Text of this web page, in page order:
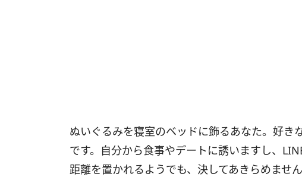
ぬいぐるみを寝室のベッドに飾るあなた。好き
です。自分から食事やデートに誘いますし、
距離を置かれるようでも、決してあきらめませ